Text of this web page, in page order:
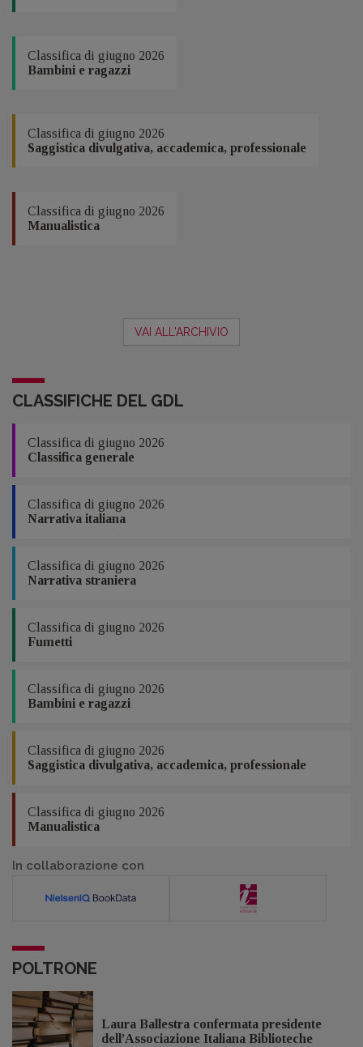
Classifica di giugno 2026
Bambini e ragazzi
Classifica di giugno 2026
Saggistica divulgativa, accademica, professionale
Classifica di giugno 2026
Manualistica
VAI ALL'ARCHIVIO
CLASSIFICHE DEL GDL
Classifica di giugno 2026
Classifica generale
Classifica di giugno 2026
Narrativa italiana
Classifica di giugno 2026
Narrativa straniera
Classifica di giugno 2026
Fumetti
Classifica di giugno 2026
Bambini e ragazzi
Classifica di giugno 2026
Saggistica divulgativa, accademica, professionale
Classifica di giugno 2026
Manualistica
In collaborazione con
POLTRONE
Laura Ballestra confermata presidente
dell’Associazione Italiana Biblioteche